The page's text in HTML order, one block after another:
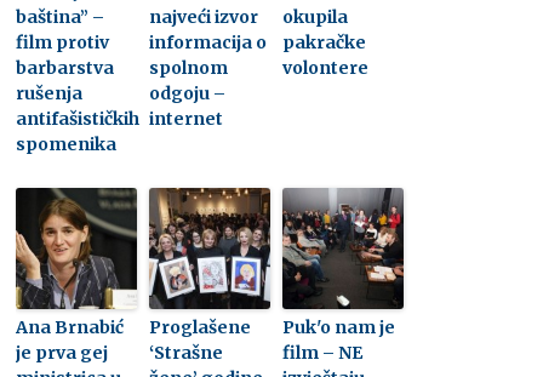
baština” –
film protiv
barbarstva
rušenja
antifašističkih
spomenika
najveći izvor
informacija o
spolnom
odgoju –
internet
okupila
pakračke
volontere
Ana Brnabić
je prva gej
Proglašene
‘Strašne
Puk'o nam je
film – NE